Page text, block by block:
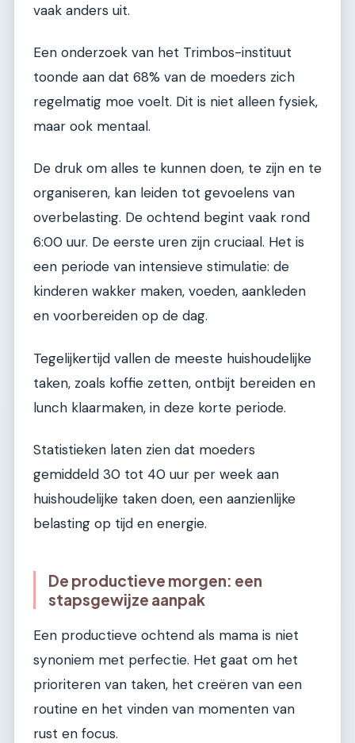
vaak anders uit.
Een onderzoek van het Trimbos-instituut
toonde aan dat 68% van de moeders zich
regelmatig moe voelt. Dit is niet alleen fysiek,
maar ook mentaal.
De druk om alles te kunnen doen, te zijn en te
organiseren, kan leiden tot gevoelens van
overbelasting. De ochtend begint vaak rond
6:00 uur. De eerste uren zijn cruciaal. Het is
een periode van intensieve stimulatie: de
kinderen wakker maken, voeden, aankleden
en voorbereiden op de dag.
Tegelijkertijd vallen de meeste huishoudelijke
taken, zoals koffie zetten, ontbijt bereiden en
lunch klaarmaken, in deze korte periode.
Statistieken laten zien dat moeders
gemiddeld 30 tot 40 uur per week aan
huishoudelijke taken doen, een aanzienlijke
belasting op tijd en energie.
De productieve morgen: een
stapsgewijze aanpak
Een productieve ochtend als mama is niet
synoniem met perfectie. Het gaat om het
prioriteren van taken, het creëren van een
routine en het vinden van momenten van
rust en focus.